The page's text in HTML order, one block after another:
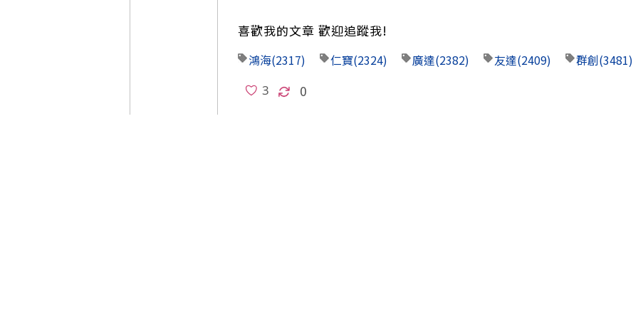
喜歡我的文章 歡迎追蹤我!
鴻海(2317) 仁寶(2324) 廣達(2382) 友達(2409) 群創(3481)
0